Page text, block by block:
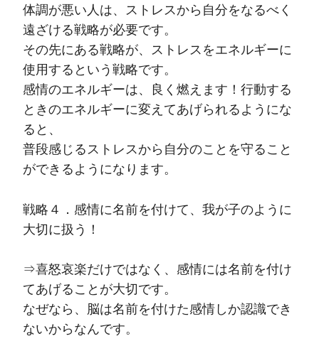
体調が悪い人は、ストレスから自分をなるべく
遠ざける戦略が必要です。
その先にある戦略が、ストレスをエネルギーに
使用するという戦略です。
感情のエネルギーは、良く燃えます！行動する
ときのエネルギーに変えてあげられるようにな
ると、
普段感じるストレスから自分のことを守ること
ができるようになります。
戦略４．感情に名前を付けて、我が子のように
大切に扱う！
⇒喜怒哀楽だけではなく、感情には名前を付け
てあげることが大切です。
なぜなら、脳は名前を付けた感情しか認識でき
ないからなんです。